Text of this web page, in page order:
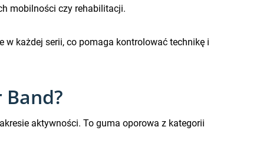
mobilności czy rehabilitacji.
każdej serii, co pomaga kontrolować technikę i
aktywności. To guma oporowa z kategorii